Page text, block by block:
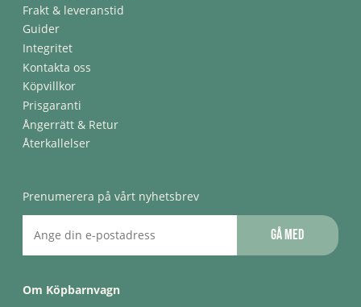
Frakt & leveranstid
Guider
Integritet
Kontakta oss
Köpvillkor
Prisgaranti
Ångerrätt & Retur
Återkallelser
Prenumerera på vårt nyhetsbrev
Gå med
Om Köpbarnvagn